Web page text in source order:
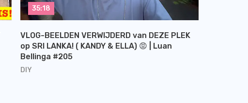
DIY
VLOG-BEELDEN VERWIJDERD van DEZE PLEK
op SRI LANKA! ( KANDY & ELLA) 😡 | Luan
Bellinga #205
35:18